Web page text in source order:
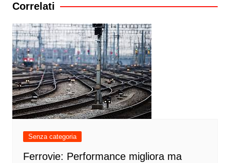
Correlati
Senza categoria
Ferrovie: Performance migliora ma